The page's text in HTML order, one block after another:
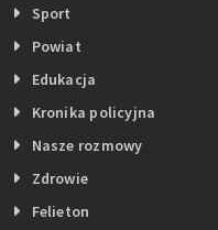
Sport
Powiat
Edukacja
Kronika policyjna
Nasze rozmowy
Zdrowie
Felieton